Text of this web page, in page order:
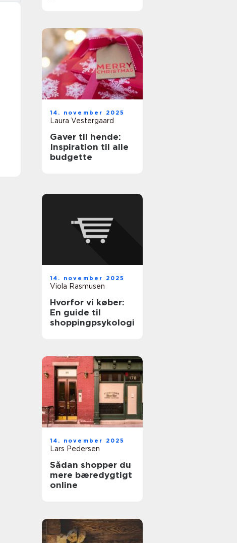
14. november 2025
Laura Vestergaard
Gaver til hende:
Inspiration til alle
budgette
14. november 2025
Viola Rasmusen
Hvorfor vi køber:
En guide til
shoppingpsykologi
14. november 2025
Lars Pedersen
Sådan shopper du
mere bæredygtigt
online